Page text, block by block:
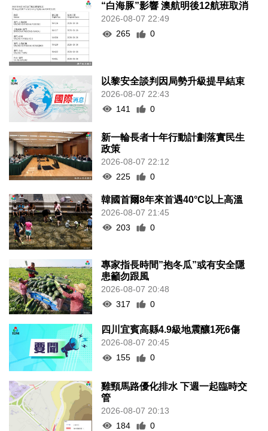
“白海豚”影響 澳航明後12航班取消
2026-08-07 22:49
265
0
以黎安全談判因局勢升級提早結束
2026-08-07 22:43
141
0
新一輪長者十年行動計劃落實民生
政策
2026-08-07 22:12
225
0
韓國首爾8年來首遇40°C以上高溫
2026-08-07 21:45
203
0
專家指長時間”抱冬瓜”或有安全隱
患籲勿跟風
2026-08-07 20:48
317
0
四川宜賓高縣4.9級地震釀1死6傷
2026-08-07 20:45
155
0
雞頸馬路優化排水 下週一起臨時交
管
2026-08-07 20:13
184
0